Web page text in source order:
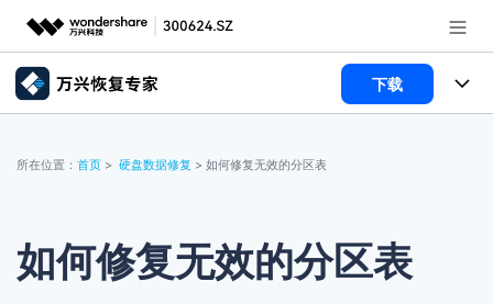
推荐产品
实用工具
关于万兴
下载
文件修复
电脑数据恢复
文章资讯
所在位置： 首页 > 硬盘数据修复 > 如何修复无效的分区表
如何修复无效的分区表